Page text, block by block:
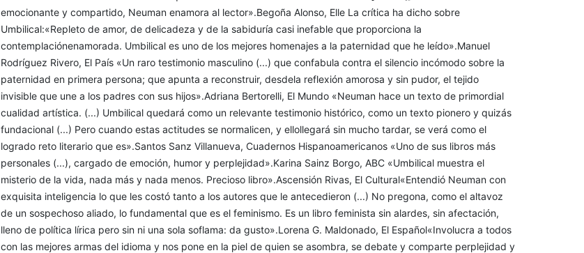
emocionante y compartido, Neuman enamora al lector».Begoña Alonso, Elle La crítica ha dicho sobre
Umbilical:«Repleto de amor, de delicadeza y de la sabiduría casi inefable que proporciona la
contemplaciónenamorada. Umbilical es uno de los mejores homenajes a la paternidad que he leído».Manuel
Rodríguez Rivero, El País «Un raro testimonio masculino (...) que confabula contra el silencio incómodo sobre la
paternidad en primera persona; que apunta a reconstruir, desdela reflexión amorosa y sin pudor, el tejido
invisible que une a los padres con sus hijos».Adriana Bertorelli, El Mundo «Neuman hace un texto de primordial
cualidad artística. (...) Umbilical quedará como un relevante testimonio histórico, como un texto pionero y quizás
fundacional (...) Pero cuando estas actitudes se normalicen, y ellollegará sin mucho tardar, se verá como el
logrado reto literario que es».Santos Sanz Villanueva, Cuadernos Hispanoamericanos «Uno de sus libros más
personales (...), cargado de emoción, humor y perplejidad».Karina Sainz Borgo, ABC «Umbilical muestra el
misterio de la vida, nada más y nada menos. Precioso libro».Ascensión Rivas, El Cultural«Entendió Neuman con
exquisita inteligencia lo que les costó tanto a los autores que le antecedieron (...) No pregona, como el altavoz
de un sospechoso aliado, lo fundamental que es el feminismo. Es un libro feminista sin alardes, sin afectación,
lleno de política lírica pero sin ni una sola soflama: da gusto».Lorena G. Maldonado, El Español«Involucra a todos
con las mejores armas del idioma y nos pone en la piel de quien se asombra, se debate y comparte perplejidad y